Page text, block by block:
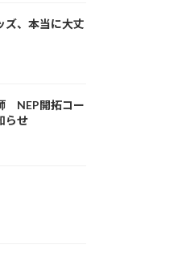
ズ、本当に大丈
NEP開拓コー
らせ